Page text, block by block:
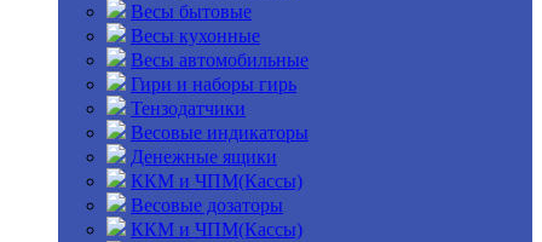
Весы бытовые
Весы кухонные
Весы автомобильные
Гири и наборы гирь
Тензодатчики
Весовые индикаторы
Денежные ящики
ККМ и ЧПМ(Кассы)
Весовые дозаторы
ККМ и ЧПМ(Кассы)